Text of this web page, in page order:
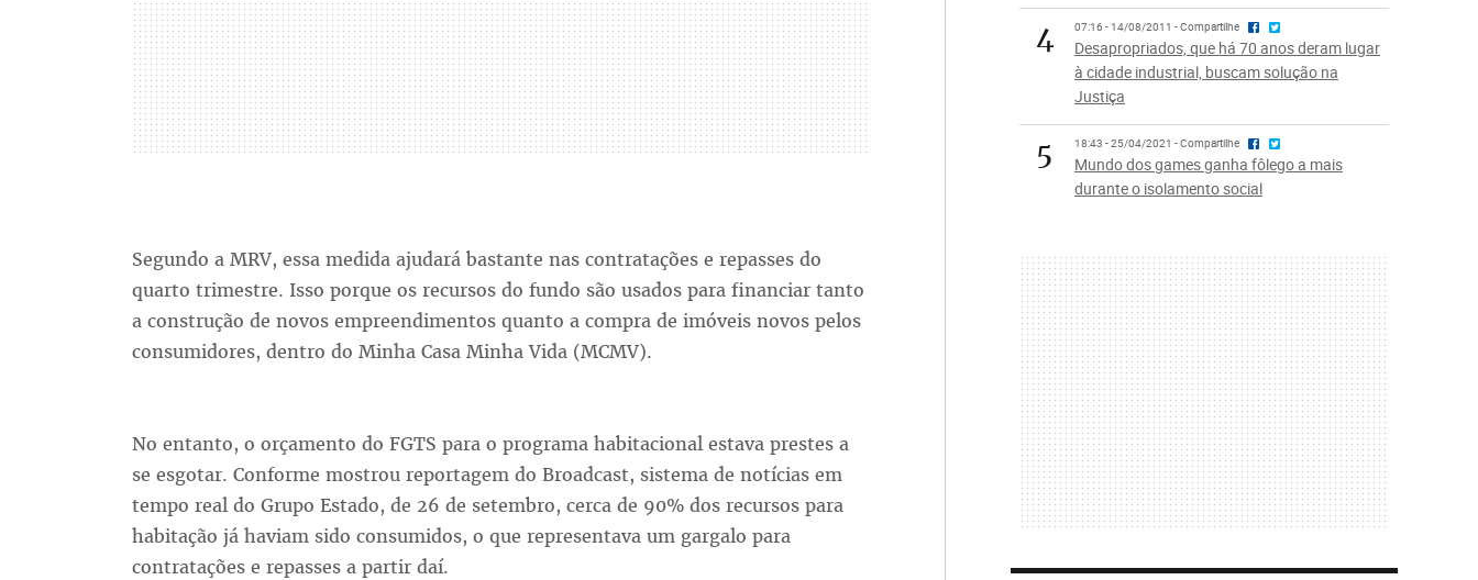
Segundo a MRV, essa medida ajudará bastante nas contratações e repasses do
quarto trimestre. Isso porque os recursos do fundo são usados para financiar tanto
a construção de novos empreendimentos quanto a compra de imóveis novos pelos
consumidores, dentro do Minha Casa Minha Vida (MCMV).
No entanto, o orçamento do FGTS para o programa habitacional estava prestes a
se esgotar. Conforme mostrou reportagem do Broadcast, sistema de notícias em
tempo real do Grupo Estado, de 26 de setembro, cerca de 90% dos recursos para
habitação já haviam sido consumidos, o que representava um gargalo para
contratações e repasses a partir daí.
4 07:16 - 14/08/2011 - Compartilhe
Desapropriados, que há 70 anos deram lugar
à cidade industrial, buscam solução na
Justiça
5 18:43 - 25/04/2021 - Compartilhe
Mundo dos games ganha fôlego a mais
durante o isolamento social